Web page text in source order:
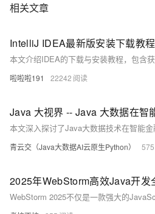
相关文章
IntelliJ IDEA最新版安装下载教
啦啦啦191 22242
青云交（Java大数据AI云原生Python） 575
2025年WebStorm高效Java开发